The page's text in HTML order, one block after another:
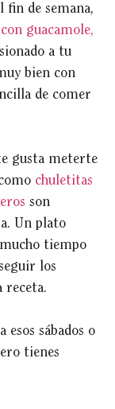
fin de semana,
guacamole,
a tu
bien con
de comer
gusta meterte
chuletitas
son
Un plato
tiempo
los
receta.
esos sábados o
tienes